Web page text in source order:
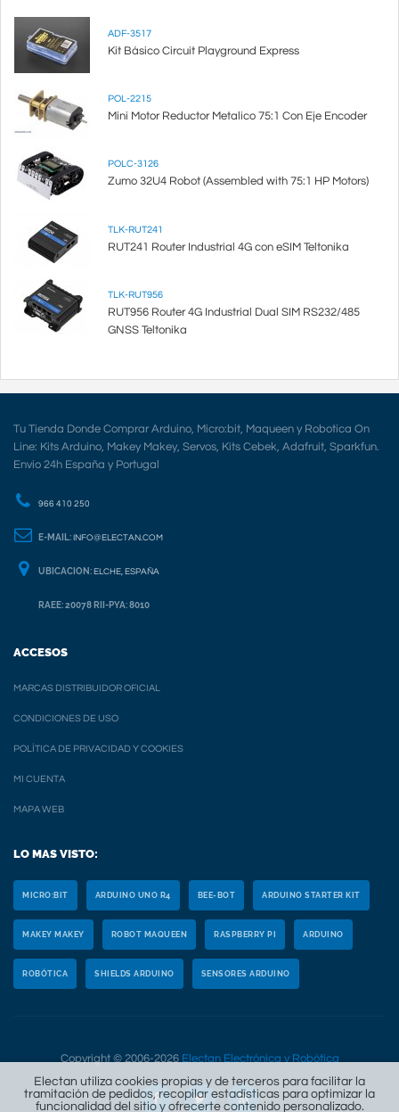
ADF-3517
Kit Básico Circuit Playground Express
POL-2215
Mini Motor Reductor Metalico 75:1 Con Eje Encoder
POLC-3126
Zumo 32U4 Robot (Assembled with 75:1 HP Motors)
TLK-RUT241
RUT241 Router Industrial 4G con eSIM Teltonika
TLK-RUT956
RUT956 Router 4G Industrial Dual SIM RS232/485
GNSS Teltonika
Tu Tienda Donde Comprar Arduino, Micro:bit, Maqueen y Robotica On
Line: Kits Arduino, Makey Makey, Servos, Kits Cebek, Adafruit, Sparkfun.
Envio 24h España y Portugal
966 410 250
E-MAIL: INFO@ELECTAN.COM
UBICACION: ELCHE, ESPAÑA
RAEE: 20078 RII-PYA: 8010
ACCESOS
MARCAS DISTRIBUIDOR OFICIAL
CONDICIONES DE USO
POLÍTICA DE PRIVACIDAD Y COOKIES
MI CUENTA
MAPA WEB
LO MAS VISTO:
MICRO:BIT ARDUINO UNO R4 BEE-BOT ARDUINO STARTER KIT
MAKEY MAKEY ROBOT MAQUEEN RASPBERRY PI ARDUINO
ROBÓTICA SHIELDS ARDUINO SENSORES ARDUINO
Copyright © 2006-2026 Electan Electrónica y Robótica
Electan utiliza cookies propias y de terceros para facilitar la
tramitación de pedidos, recopilar estadísticas para optimizar la
funcionalidad del sitio y ofrecerte contenido personalizado.